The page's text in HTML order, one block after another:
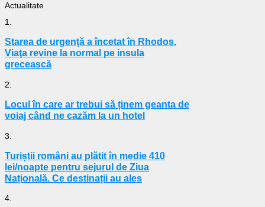
Actualitate
1.
Starea de urgenţă a încetat în Rhodos.
Viaţa revine la normal pe insula
grecească
2.
Locul în care ar trebui să ținem geanta de
voiaj când ne cazăm la un hotel
3.
Turiștii români au plătit în medie 410
lei/noapte pentru sejurul de Ziua
Națională. Ce destinații au ales
4.